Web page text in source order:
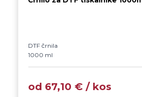
DTF črnila
1000 ml
. Namenjena so
DTF tisku na folijo
od 67,10 € / kos